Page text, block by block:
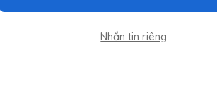
Nhắn tin riêng